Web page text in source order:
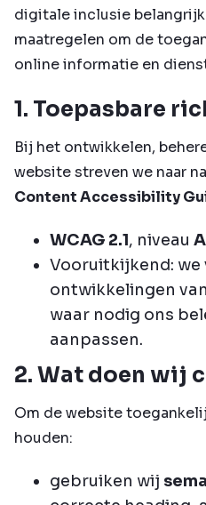
digitale inclusie
maatregelen om de
online informatie en
1. Toepasbare
Bij het ontwikkelen,
website streven we naar
Content Accessibility
WCAG 2.1, niveau
Vooruitkijkend: we
ontwikkelingen van
waar nodig ons
aanpassen.
2. Wat doen wij
Om de website
houden:
gebruiken wij